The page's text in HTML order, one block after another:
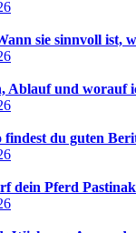
sie sinnvoll ist,
Ablauf und worauf
du guten
dein Pferd